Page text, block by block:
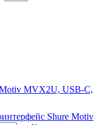
MVX2U, USB-C,
Shure Motiv